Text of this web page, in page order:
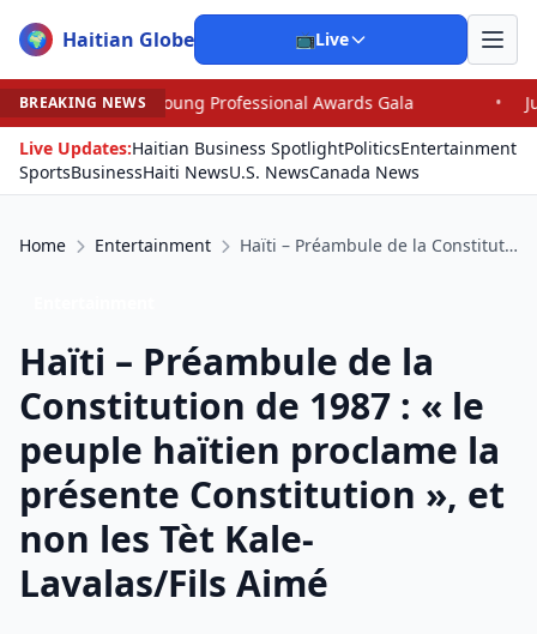
🌍 Haitian Globe 📺Live
BREAKING NEWS
Awards Gala •
Judge Pained as He Grants
Live Updates:Haitian Business SpotlightPoliticsEntertainment
SportsBusinessHaiti NewsU.S. NewsCanada News
Home Entertainment Haïti – Préambule de la Constitution de 1987 : « le peuple haïtien proclame la présente Constitution », et non les Tèt Kale-Lavalas/Fils Aimé
Haïti – Préambule de la
Constitution de 1987 : « le
peuple haïtien proclame la
présente Constitution », et
non les Tèt Kale-
Lavalas/Fils Aimé